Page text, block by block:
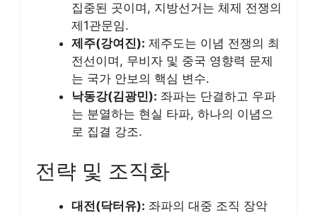
집중된 곳이며, 지방선거는 체제 전쟁의
제1관문임.
제주(강여진): 제주도는 이념 전쟁의 최
전선이며, 무비자 및 중국 영향력 문제
는 국가 안보의 핵심 변수.
낙동강(김광민): 좌파는 단결하고 우파
는 분열하는 현실 타파, 하나의 이념으
로 집결 강조.
전략 및 조직화
대전(닥터유): 좌파의 대중 조직 장악